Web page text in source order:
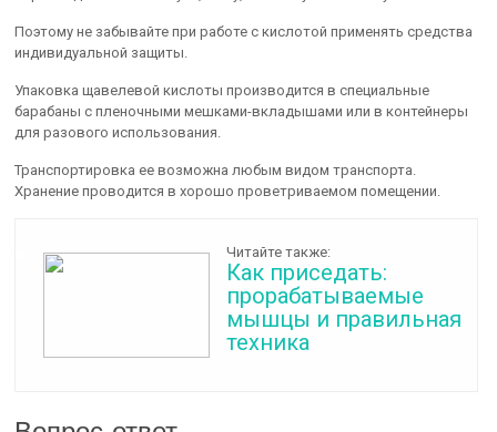
Поэтому не забывайте при работе с кислотой применять средства
индивидуальной защиты.
Упаковка щавелевой кислоты производится в специальные
барабаны с пленочными мешками-вкладышами или в контейнеры
для разового использования.
Транспортировка ее возможна любым видом транспорта.
Хранение проводится в хорошо проветриваемом помещении.
Читайте также:
Как приседать:
прорабатываемые
мышцы и правильная
техника